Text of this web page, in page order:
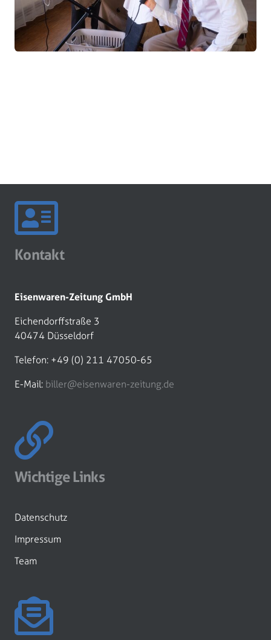
Kontakt
Eisenwaren-Zeitung GmbH
Eichendorffstraße 3
40474 Düsseldorf
Telefon: +49 (0) 211 47050-65
E-Mail: biller@eisenwaren-zeitung.de
Wichtige Links
Datenschutz
Impressum
Team